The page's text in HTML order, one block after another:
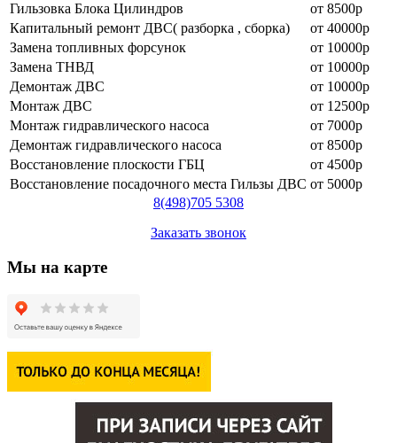
Гильзовка Блока Цилиндров
от 8500р
Капитальный ремонт ДВС( разборка , сборка)
от 40000р
Замена топливных форсунок
от 10000р
Замена ТНВД
от 10000р
Демонтаж ДВС
от 10000р
Монтаж ДВС
от 12500р
Монтаж гидравлического насоса
от 7000р
Демонтаж гидравлического насоса
от 8500р
Восстановление плоскости ГБЦ
от 4500р
Восстановление посадочного места Гильзы ДВС от 5000р
8(498)705 5308
Заказать звонок
Мы на карте